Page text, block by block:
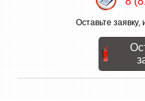
Оставьте